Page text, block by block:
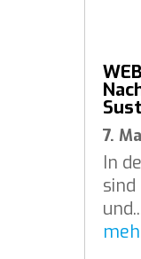
7.
In